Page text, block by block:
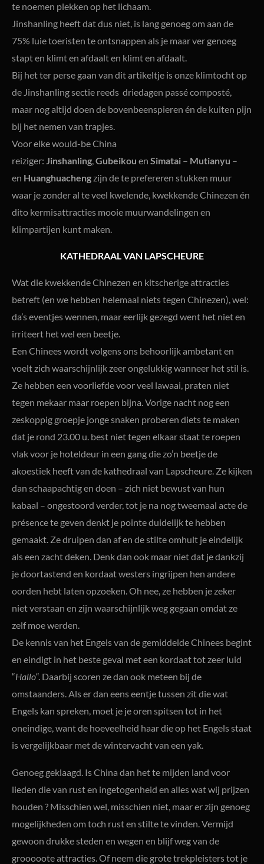
te noemen plekken op het lichaam.
Jinshanling heeft dat dus niet, is lang genoeg om aan de
75% luie toeristen te ontsnappen als je maar ver genoeg
stapt en klimt en afdaalt en klimt en afdaalt.
Bij het ter perse gaan van dit artikeltje is onze klimtocht op
de Jinshanling sectie reeds driedagen passé composté,
maar nog altijd doen de bovenbeenspieren én de kuiten pijn
bij het nemen van trapjes.
Voor elke would-be China
reiziger: Jinshanling Gubeikou en Simatai – Mutianyu –
en Huanghuachengzijn de te prefereren stukken muur
waar je zonder al te veel kwelende, kwekkende Chinezen én
dito kermisattracties mooie muurwandelingen en
klimpartijen kunt maken.
KATHEDRAAL VAN LAPSCHEURE
Wat die kwekkende Chinezen en kitscherige attracties
betreft (en we hebben helemaal niets tegen Chinezen), wel:
da’s eventjes wennen, maar eerlijk gezegd went het niet en
irriteert het wel een beetje.
Een Chinees wordt volgens ons behoorlijk ambetant en
voelt zich waarschijnlijk zeer ongelukkig wanneer het stil is.
Ze hebben een voorliefde voor veel lawaai, praten niet
tegen mekaar maar roepen bijna. Vorige nacht nog een
zeskoppig groepje jonge snaken proberen diets te maken
dat je rond 23.00 u. best niet tegen elkaar staat te roepen
vlak voor je hoteldeur in een gang die zo’n beetje de
akoestiek heeft van de kathedraal van Lapscheure. Ze kijken
dan schaapachtig en doen – zich niet bewust van hun
kabaal – ongestoord verder, tot je na nog tweemaal acte de
présence te geven denkt je pointe duidelijk te hebben
gemaakt. Ze druipen dan af en de stilte omhult je eindelijk
als een zacht deken. Denk dan ook maar niet dat je dankzij
je doortastend en kordaat westers ingrijpen hen andere
oorden hebt laten opzoeken. Oh nee, ze hebben je zeker
niet verstaan en zijn waarschijnlijk weg gegaan omdat ze
zelf moe werden.
De kennis van het Engels van de gemiddelde Chinees begint
en eindigt in het beste geval met een kordaat tot zeer luid
“Hallo“. Daarbij scoren ze dan ook meteen bij de
omstaanders. Als er dan eens eentje tussen zit die wat
Engels kan spreken, moet je je oren spitsen tot in het
oneindige, want de hoeveelheid haar die op het Engels staat
is vergelijkbaar met de wintervacht van een yak.
Genoeg geklaagd. Is China dan het te mijden land voor
lieden die van rust en ingetogenheid en alles wat wij prijzen
houden ? Misschien wel, misschien niet, maar er zijn genoeg
mogelijkheden om toch rust en stilte te vinden. Vermijd
gewoon drukke steden en wegen en blijf weg van de
grooooote attracties. Of neem die grote trekpleisters tot je